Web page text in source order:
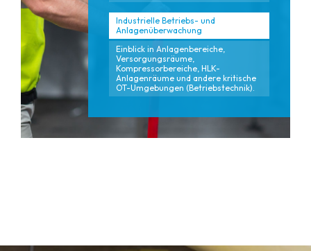
Industrielle Betriebs- und
Anlagenüberwachung
Einblick in Anlagenbereiche,
Versorgungsräume,
Kompressorbereiche, HLK-
Anlagenräume und andere kritische
OT-Umgebungen (Betriebstechnik).